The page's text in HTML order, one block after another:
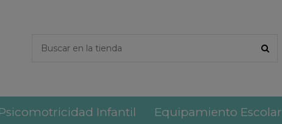
Psicomotricidad Infantil Equipamiento Escolar